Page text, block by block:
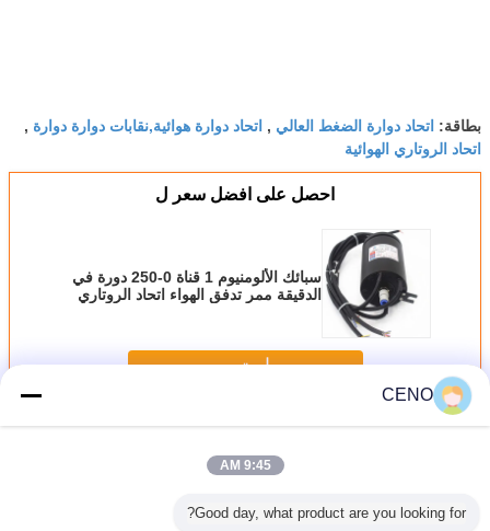
بطاقة: اتحاد دوارة الضغط العالي , اتحاد دوارة هوائية,نقابات دوارة دوارة ,
اتحاد الروتاري الهوائية
احصل على افضل سعر ل
سبائك الألومنيوم 1 قناة 0-250 دورة في
الدقيقة ممر تدفق الهواء اتحاد الروتاري
استمر
أكثراتحاد دوار هوائي
CENO
9:45 AM
Good day, what product are you looking for?